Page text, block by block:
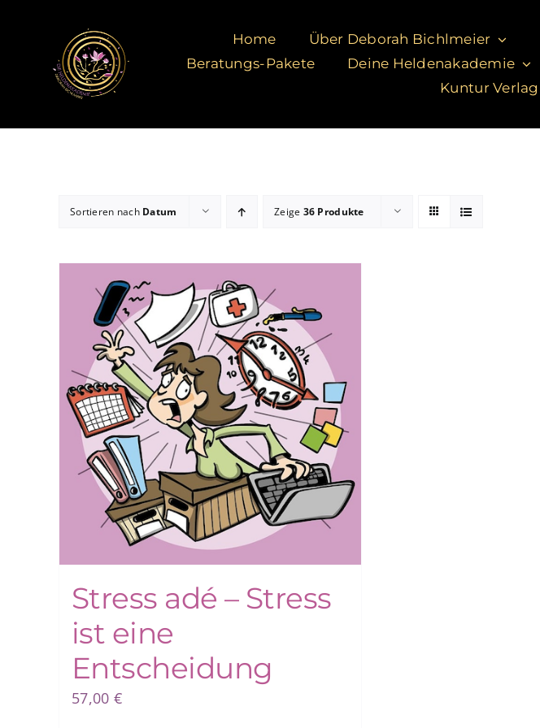
springen
Home Über Deborah Bichlmeier
Beratungs-Pakete
Deine Heldenakademie
Kuntur Verlag
Sortieren nach Datum Zeige 36 Produkte
Stress adé – Stress
ist eine
Entscheidung
57,00 €